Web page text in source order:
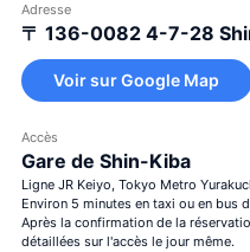
Adresse
〒 136-0082 4-7-28
Voir sur Google Map
Accès
Gare de Shin-Kiba
Ligne JR Keiyo, Tokyo Metro
Environ 5 minutes en taxi ou en bus
Après la confirmation de la
détaillées sur l'accès le jour même.